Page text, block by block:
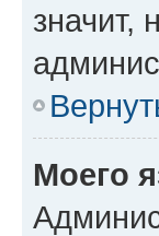
значит,
Моего